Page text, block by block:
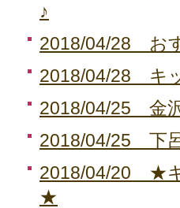
♪
2018/04/28 お
2018/04/28 キ
2018/04/25 金
2018/04/25 下
2018/04/20 ★キ
★